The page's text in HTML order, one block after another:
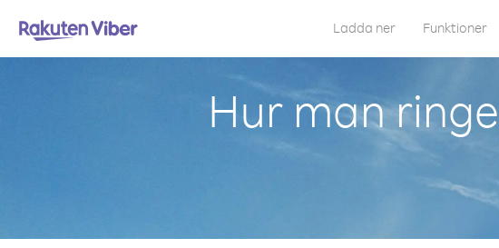
Ladda ner Funktioner
Hur man